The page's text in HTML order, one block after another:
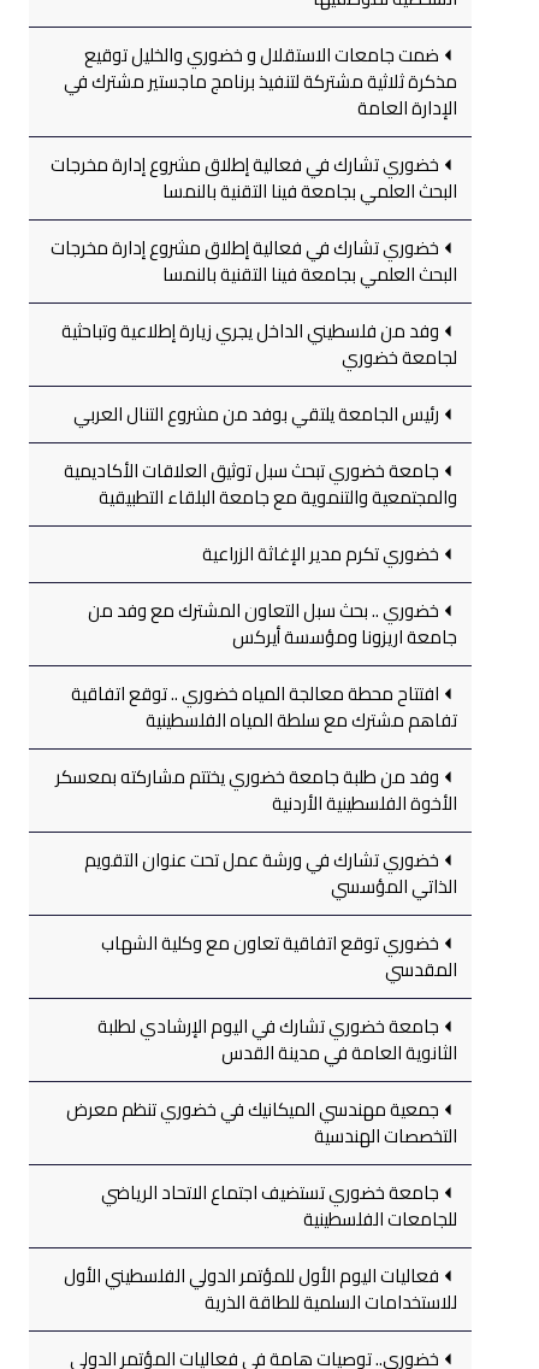
ضمت جامعات الاستقلال و خضوري والخليل توقيع
مذكرة ثلاثية مشتركة لتنفيذ برنامج ماجستير مشترك في
الإدارة العامة
خضوري تشارك في فعالية إطلاق مشروع إدارة مخرجات
البحث العلمي بجامعة فينا التقنية بالنمسا
خضوري تشارك في فعالية إطلاق مشروع إدارة مخرجات
البحث العلمي بجامعة فينا التقنية بالنمسا
وفد من فلسطيني الداخل يجري زيارة إطلاعية وتباحثية
لجامعة خضوري
رئيس الجامعة يلتقي بوفد من مشروع التنال العربي
جامعة خضوري تبحث سبل توثيق العلاقات الأكاديمية
والمجتمعية والتنموية مع جامعة البلقاء التطبيقية
خضوري تكرم مدير الإغاثة الزراعية
خضوري .. بحث سبل التعاون المشترك مع وفد من
جامعة اريزونا ومؤسسة أيركس
افتتاح محطة معالجة المياه خضوري .. توقع اتفاقية
تفاهم مشترك مع سلطة المياه الفلسطينية
وفد من طلبة جامعة خضوري يختتم مشاركته بمعسكر
الأخوة الفلسطينية الأردنية
خضوري تشارك في ورشة عمل تحت عنوان التقويم
الذاتي المؤسسي
خضوري توقع اتفاقية تعاون مع وكلية الشهاب
المقدسي
جامعة خضوري تشارك في اليوم الإرشادي لطلبة
الثانوية العامة في مدينة القدس
جمعية مهندسي الميكانيك في خضوري تنظم معرض
التخصصات الهندسية
جامعة خضوري تستضيف اجتماع الاتحاد الرياضي
للجامعات الفلسطينية
فعاليات اليوم الأول للمؤتمر الدولي الفلسطيني الأول
للاستخدامات السلمية للطاقة الذرية
خضوري.. توصيات هامة في فعاليات المؤتمر الدولي